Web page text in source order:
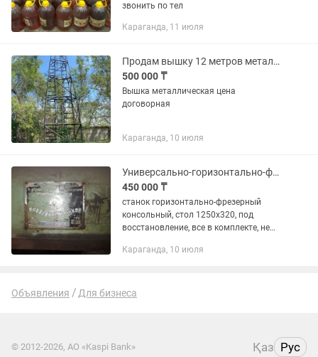
звонить по тел
Караганда, 11 июля
Продам вышку 12 метров металическая
500 000 ₸
Вышка металлическая цена
договорная
Караганда, 10 июля
Универсально-горизонтально-фрезерный станок 6Н82Г
450 000 ₸
станок горизонтально-фрезерный
консольный, стол 1250х320, под
восстановление, все в комплекте, не
Нужно собрать КПП. Цена -
Караганда, 10 июля
Объявления Для бизнеса
© 2012-2026, АО «Kaspi Bank» Қаз Рус